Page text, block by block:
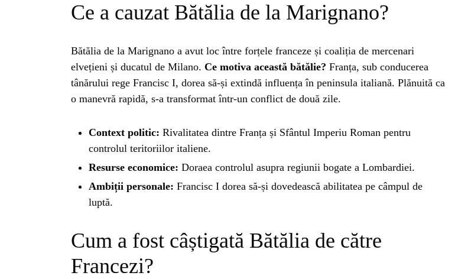
Ce a cauzat Bătălia de la Marignano?
Bătălia de la Marignano a avut loc între forțele franceze și coaliția de mercenari
elvețieni și ducatul de Milano. Ce motiva această bătălie? Franța, sub conducerea
tânărului rege Francisc I, dorea să-și extindă influența în peninsula italiană. Plănuită ca
o manevră rapidă, s-a transformat într-un conflict de două zile.
Context politic: Rivalitatea dintre Franța și Sfântul Imperiu Roman pentru
controlul teritoriilor italiene.
Resurse economice: Doraea controlul asupra regiunii bogate a Lombardiei.
Ambiții personale: Francisc I dorea să-și dovedească abilitatea pe câmpul de
luptă.
Cum a fost câștigată Bătălia de către
Francezi?